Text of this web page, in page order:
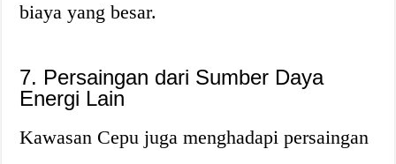
biaya yang besar.
7. Persaingan dari Sumber Daya
Energi Lain
Kawasan Cepu juga menghadapi persaingan